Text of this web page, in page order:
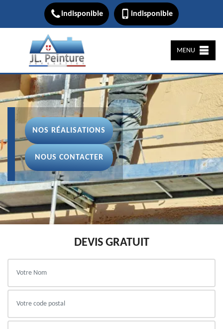
indisponible indisponible
MENU
NOS RÉALISATIONS
NOUS CONTACTER
DEVIS GRATUIT